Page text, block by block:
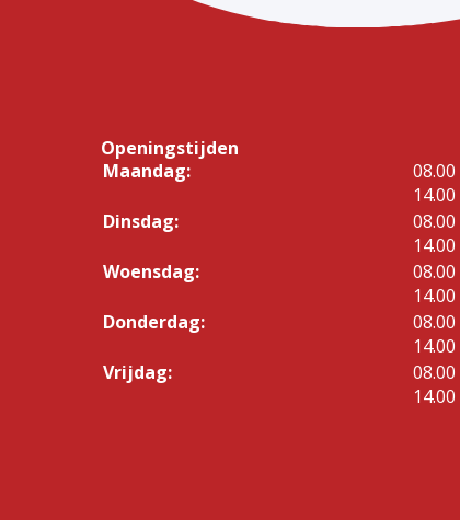
Openingstijden
Maandag:
08.00
14.00
Dinsdag:
08.00
14.00
Woensdag:
08.00
14.00
Donderdag:
08.00
14.00
Vrijdag:
08.00
14.00